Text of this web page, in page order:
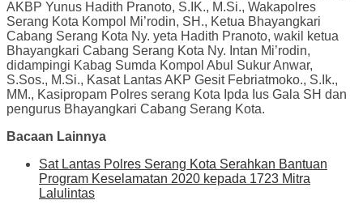
AKBP Yunus Hadith Pranoto, S.IK., M.Si., Wakapolres
Serang Kota Kompol Mi’rodin, SH., Ketua Bhayangkari
Cabang Serang Kota Ny. yeta Hadith Pranoto, wakil ketua
Bhayangkari Cabang Serang Kota Ny. Intan Mi’rodin,
didampingi Kabag Sumda Kompol Abul Sukur Anwar,
S.Sos., M.Si., Kasat Lantas AKP Gesit Febriatmoko., S.Ik.,
MM., Kasipropam Polres serang Kota Ipda Ius Gala SH dan
pengurus Bhayangkari Cabang Serang Kota.
Bacaan Lainnya
Sat Lantas Polres Serang Kota Serahkan Bantuan
Program Keselamatan 2020 kepada 1723 Mitra
Lalulintas